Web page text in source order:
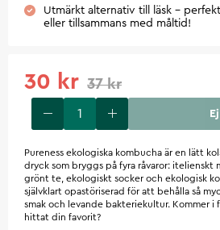
Utmärkt alternativ till läsk -
eller tillsammans med måltid!
30 kr 37 kr
Pureness ekologiska kombucha är en lätt
dryck som bryggs på fyra råvaror: itelienskt
grönt te, ekologiskt socker och ekologisk
självklart opastöriserad för att behålla så
smak och levande bakteriekultur. Kommer i
hittat din favorit?